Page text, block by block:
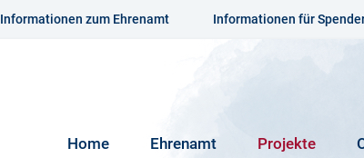
Informationen zum Ehrenamt Informationen für
Home Ehrenamt Projekte